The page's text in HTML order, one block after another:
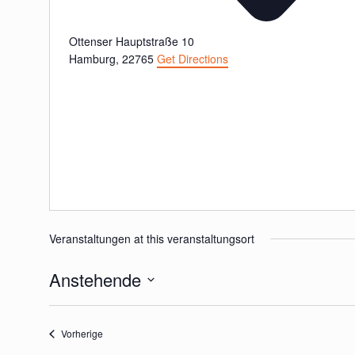
Ottenser Hauptstraße 10
Hamburg, 22765 Get Directions
Veranstaltungen at this veranstaltungsort
Anstehende
VorherigeVeranstaltungen